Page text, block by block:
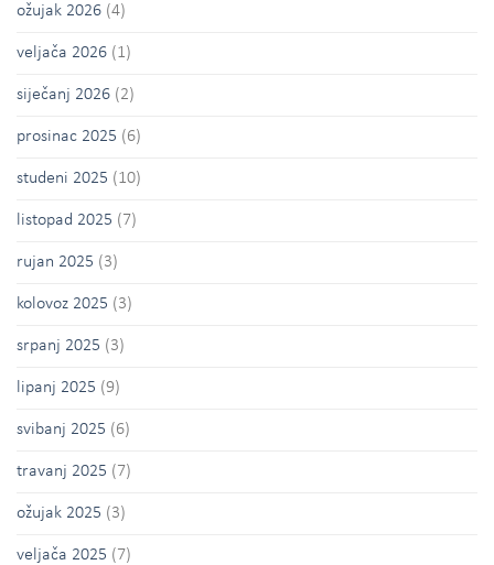
ožujak 2026 (4)
veljača 2026 (1)
siječanj 2026 (2)
prosinac 2025 (6)
studeni 2025 (10)
listopad 2025 (7)
rujan 2025 (3)
kolovoz 2025 (3)
srpanj 2025 (3)
lipanj 2025 (9)
svibanj 2025 (6)
travanj 2025 (7)
ožujak 2025 (3)
veljača 2025 (7)